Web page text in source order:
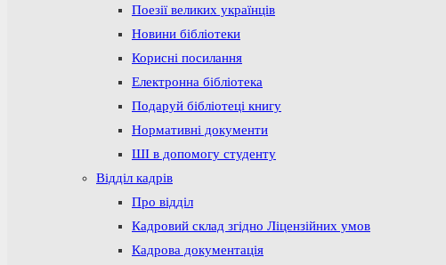
Поезії великих українців
Новини бібліотеки
Корисні посилання
Електронна бібліотека
Подаруй бібліотеці книгу
Нормативні документи
ШІ в допомогу студенту
Відділ кадрів
Про відділ
Кадровий склад згідно Ліцензійних умов
Кадрова документація